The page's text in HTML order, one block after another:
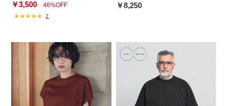
￥3,500 46%OFF
2
￥8,250